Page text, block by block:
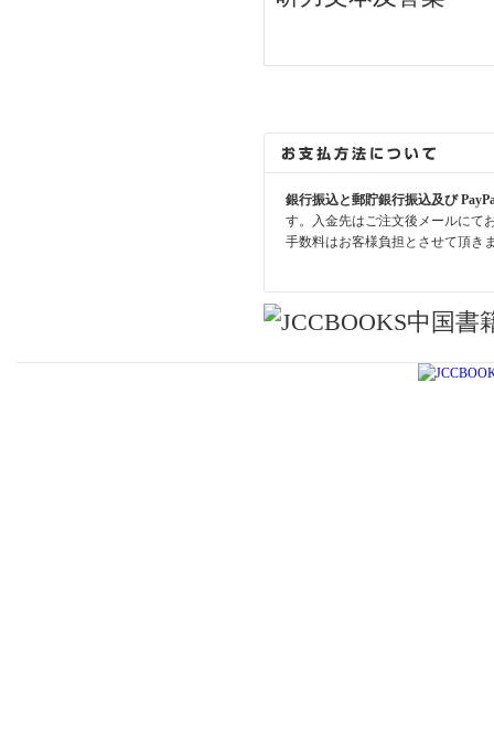
銀行振込と郵貯銀行振込及び
す。入金先はご注文後メールにて
手数料はお客様負担とさせて頂き